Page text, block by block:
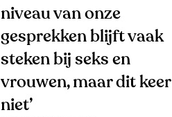
niveau van onze
gesprekken blijft vaak
steken bij seks en
vrouwen, maar dit keer
niet’